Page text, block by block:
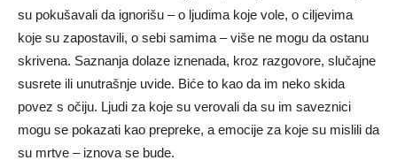
su pokušavali da ignorišu – o ljudima koje vole, o ciljevima
koje su zapostavili, o sebi samima – više ne mogu da ostanu
skrivena. Saznanja dolaze iznenada, kroz razgovore, slučajne
susrete ili unutrašnje uvide. Biće to kao da im neko skida
povez s očiju. Ljudi za koje su verovali da su im saveznici
mogu se pokazati kao prepreke, a emocije za koje su mislili da
su mrtve – iznova se bude.